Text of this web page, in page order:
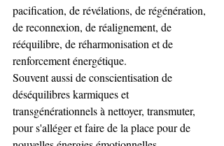
pacification, de révélations, de régénération,
de reconnexion, de réalignement, de
rééquilibre, de réharmonisation et de
renforcement énergétique.
Souvent aussi de conscientisation de
déséquilibres karmiques et
transgénérationnels à nettoyer, transmuter,
pour s'alléger et faire de la place pour de